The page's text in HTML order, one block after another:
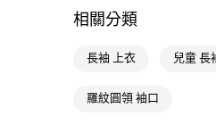
相關分類
長袖 上衣 兒童 長
羅紋圓領 袖口